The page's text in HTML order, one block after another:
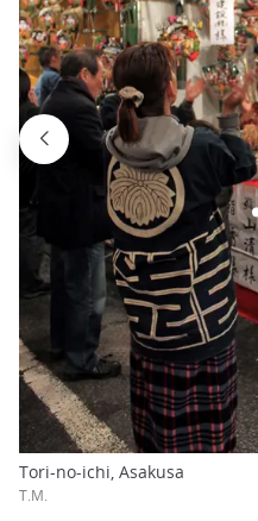
Tori-no-ichi, Asakusa
T.M.